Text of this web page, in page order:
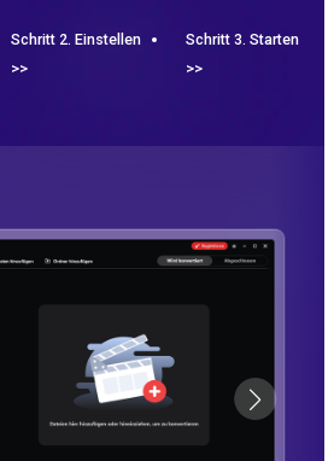
Schritt 2. Einstellen
>>
Schritt 3. Starten
>>